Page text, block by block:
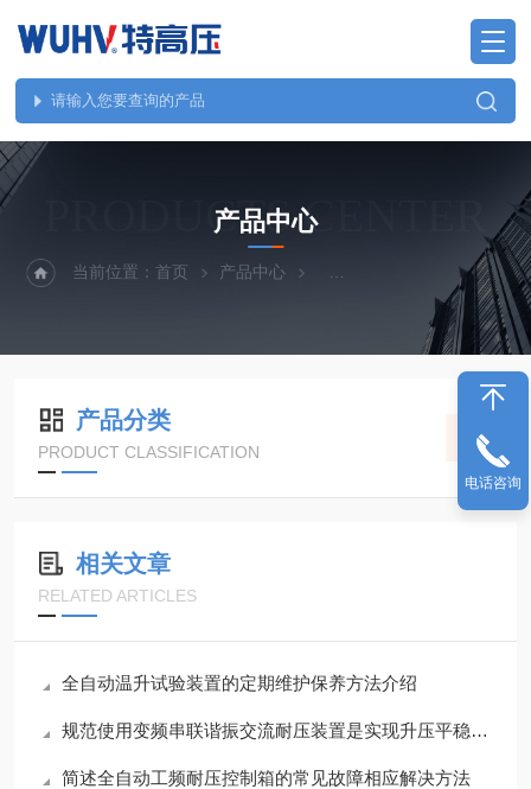
PRODUCTS CENTER
产品中心
当前位置：首页 产品中心 SF6检测、油化测试仪器
产品分类
PRODUCT CLASSIFICATION
相关文章
RELATED ARTICLES
全自动温升试验装置的定期维护保养方法介绍
规范使用变频串联谐振交流耐压装置是实现升压平稳的根本保障
简述全自动工频耐压控制箱的常见故障相应解决方法
电话咨询